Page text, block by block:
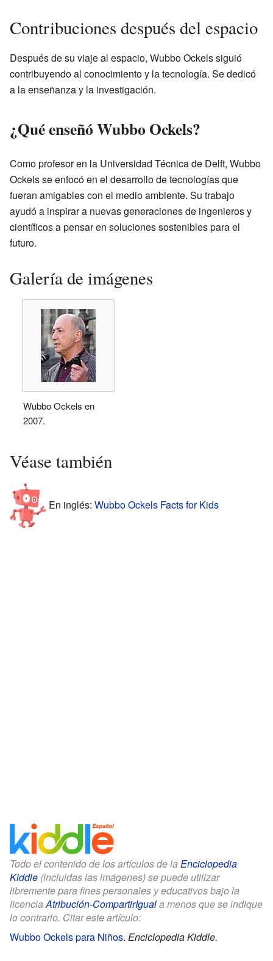
Contribuciones después del espacio
Después de su viaje al espacio, Wubbo Ockels siguió
contribuyendo al conocimiento y la tecnología. Se dedicó
a la enseñanza y la investigación.
¿Qué enseñó Wubbo Ockels?
Como profesor en la Universidad Técnica de Delft, Wubbo
Ockels se enfocó en el desarrollo de tecnologías que
fueran amigables con el medio ambiente. Su trabajo
ayudó a inspirar a nuevas generaciones de ingenieros y
científicos a pensar en soluciones sostenibles para el
futuro.
Galería de imágenes
Wubbo Ockels en
2007.
Véase también
En inglés: Wubbo Ockels Facts for Kids
Todo el contenido de los artículos de la Enciclopedia
Kiddle (incluidas las imágenes) se puede utilizar
libremente para fines personales y educativos bajo la
licenciaAtribución-CompartirIguala menos que se indique
lo contrario. Citar este artículo:
Wubbo Ockels para Niños. Enciclopedia Kiddle.